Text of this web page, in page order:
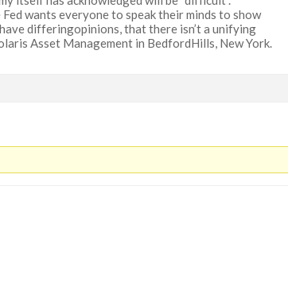
Fed wants everyone to speak their minds to show
differingopinions, that there isn’t a unifying
Asset Management in BedfordHills, New York.